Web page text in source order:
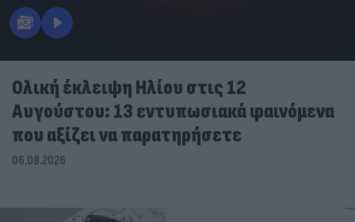
Ολική έκλειψη Ηλίου στις 12
Αυγούστου: 13 εντυπωσιακά φαινόμενα
που αξίζει να παρατηρήσετε
06.08.2026